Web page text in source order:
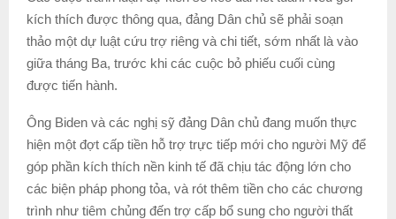
kích thích được thông qua, đảng Dân chủ sẽ phải soạn
thảo một dự luật cứu trợ riêng và chi tiết, sớm nhất là vào
giữa tháng Ba, trước khi các cuộc bỏ phiếu cuối cùng
được tiến hành.
Ông Biden và các nghị sỹ đảng Dân chủ đang muốn thực
hiện một đợt cấp tiền hỗ trợ trực tiếp mới cho người Mỹ để
góp phần kích thích nền kinh tế đã chịu tác động lớn cho
các biện pháp phong tỏa, và rót thêm tiền cho các chương
trình như tiêm chủng đến trợ cấp bổ sung cho người thất